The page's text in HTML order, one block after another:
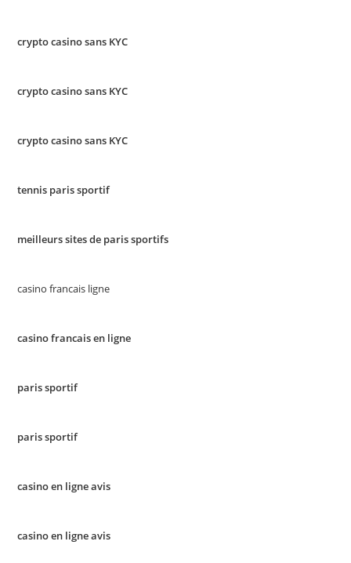
crypto casino sans KYC
crypto casino sans KYC
crypto casino sans KYC
tennis paris sportif
meilleurs sites de paris sportifs
casino francais ligne
casino francais en ligne
paris sportif
paris sportif
casino en ligne avis
casino en ligne avis